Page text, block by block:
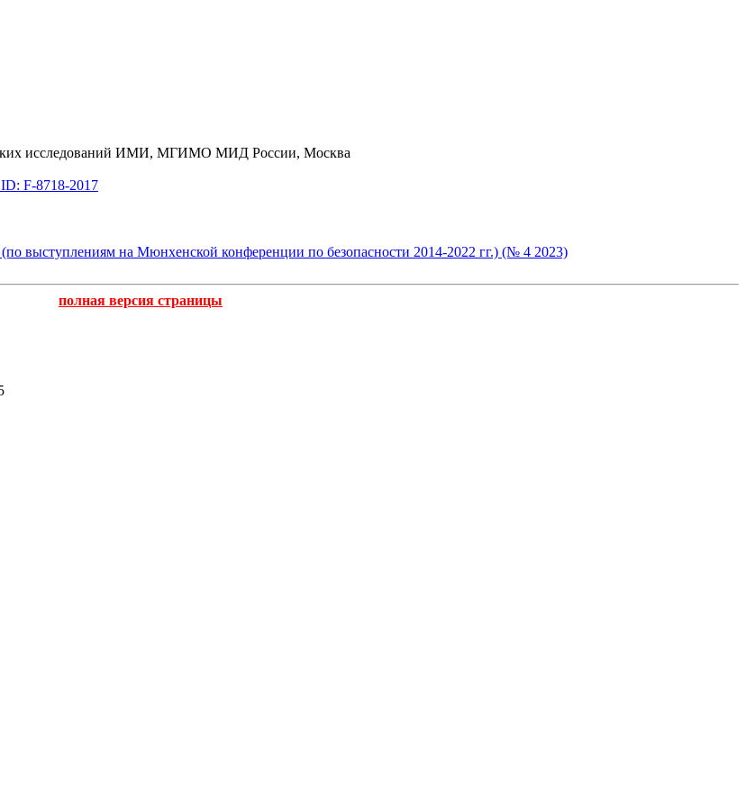
исследований ИМИ, МГИМО МИД России, Москва
F-8718-2017
выступлениям на Мюнхенской конференции по безопасности 2014-2022 гг.) (№ 4 2023)
полная версия страницы